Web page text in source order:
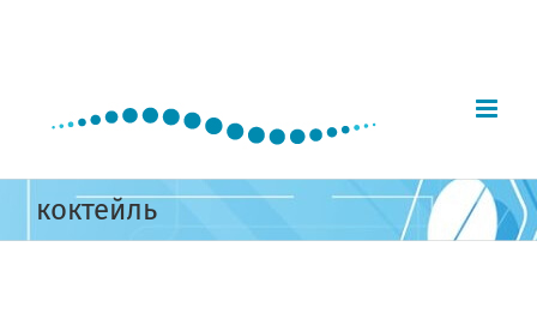
коктейль